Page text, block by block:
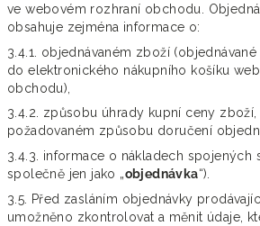
ve webovém rozhraní obchodu.
obsahuje zejména informace o:
3.4.1. objednávaném zboží
do elektronického nákupního košíku
obchodu),
3.4.2. způsobu úhrady kupní ceny zboží,
požadovaném způsobu doručení
3.4.3. informace o nákladech spojených
společně jen jako „objednávka“).
3.5. Před zasláním objednávky
umožněno zkontrolovat a měnit údaje,